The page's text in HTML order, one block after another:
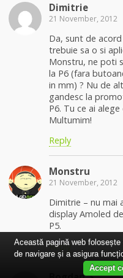
Dimitrie
21 November, 2012
Da, sunt de
trebuie sa o si
Monstru, ne poti
la P6 (fara
in mm) ? Nu de
gandesc la
P6. Tu ce ai
Multumim!
Reply
Monstru
21 November, 2012
Dimitrie – nu mai
display Amoled
P5.
Reply
Această pagină web
de navigare și a asigura
Accept